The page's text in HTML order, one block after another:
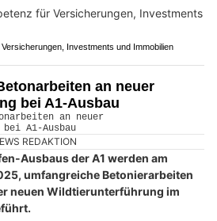
Investments und Immobilien
an neuer
bei A1-Ausbau
REDAKTION
Ausbaus der A1 werden am
umfangreiche Betonierarbeiten
neuen Wildtierunterführung im